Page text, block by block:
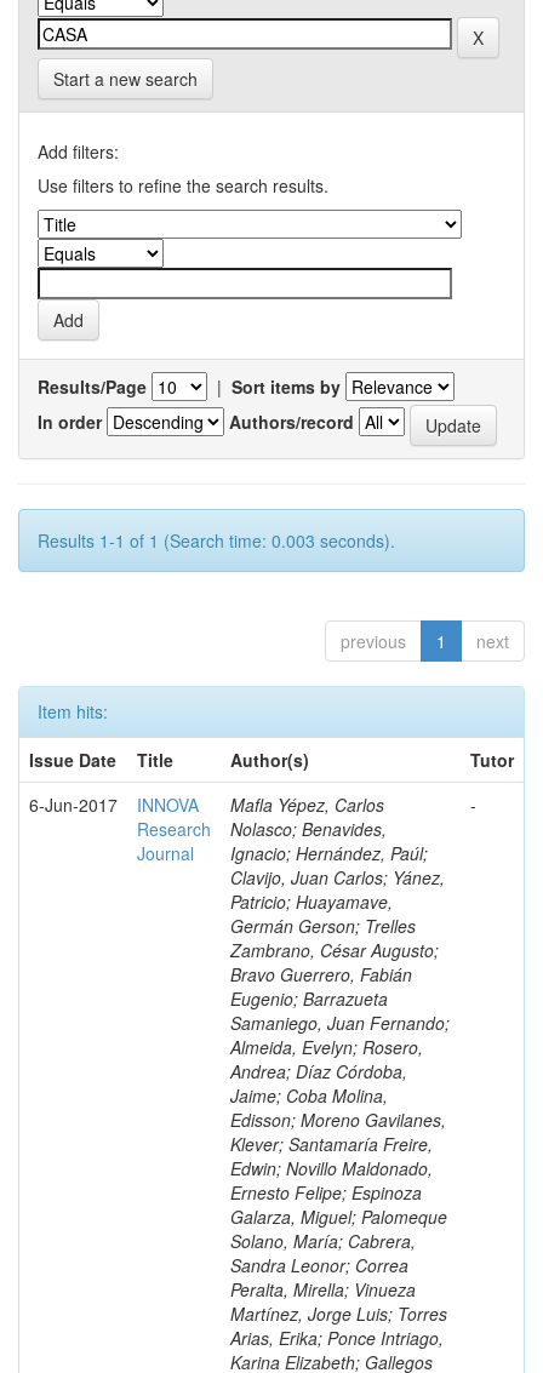
Start a new search
Add filters:
Use filters to refine the search results.
Results/Page | Sort items by
In order
Authors/record
Results 1-1 of 1 (Search time: 0.003 seconds).
previous 1 next
Item hits:
Issue Date
Title Author(s)
Tutor
6-Jun-2017
INNOVA
Research
Journal
Mafla Yépez, Carlos
Nolasco; Benavides,
Ignacio; Hernández, Paúl;
Clavijo, Juan Carlos; Yánez,
Patricio; Huayamave,
Germán Gerson; Trelles
Zambrano, César Augusto;
Bravo Guerrero, Fabián
Eugenio; Barrazueta
Samaniego, Juan Fernando;
Almeida, Evelyn; Rosero,
Andrea; Díaz Córdoba,
Jaime; Coba Molina,
Edisson; Moreno Gavilanes,
Klever; Santamaría Freire,
Edwin; Novillo Maldonado,
Ernesto Felipe; Espinoza
Galarza, Miguel; Palomeque
Solano, María; Cabrera,
Sandra Leonor; Correa
Peralta, Mirella; Vinueza
Martínez, Jorge Luis; Torres
Arias, Erika; Ponce Intriago,
Karina Elizabeth; Gallegos
-